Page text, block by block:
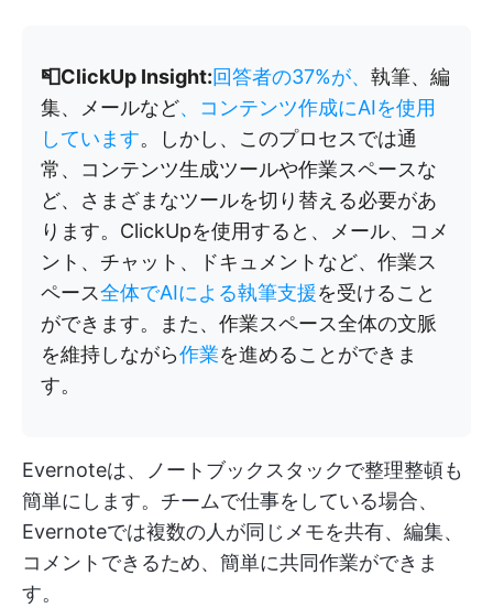
📮ClickUp Insight:回答者の37%が、 執筆、編
集、メールなど、コンテンツ作成にAIを使用
しています。しかし、このプロセスでは通
常、コンテンツ生成ツールや作業スペースな
ど、さまざまなツールを切り替える必要があ
ります。ClickUpを使用すると、メール、コメ
ント、チャット、ドキュメントなど、作業ス
ペース全体でAIによる執筆支援を受けること
ができます。また、作業スペース全体の文脈
を維持しながら作業を進めることができま
す。
Evernoteは、ノートブックスタックで整理整頓も
簡単にします。チームで仕事をしている場合、
Evernoteでは複数の人が同じメモを共有、編集、
コメントできるため、簡単に共同作業ができま
す。